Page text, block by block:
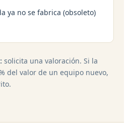
ya no se fabrica (obsoleto)
solicita una valoración. Si la
del valor de un equipo nuevo,